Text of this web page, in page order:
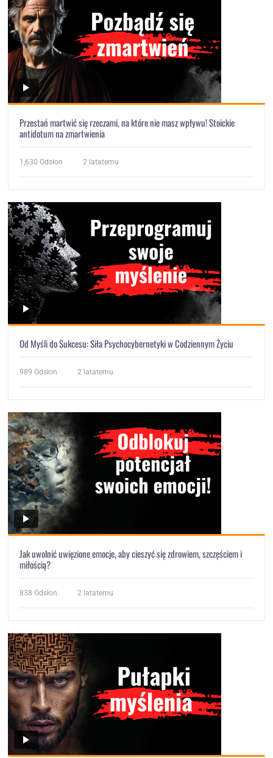
Przestań martwić się rzeczami, na które nie masz wpływu! Stoickie
antidotum na zmartwienia
1,630 Odsłon 2 latatemu
Od Myśli do Sukcesu: Siła Psychocybernetyki w Codziennym Życiu
989 Odsłon 2 latatemu
Jak uwolnić uwięzione emocje, aby cieszyć się zdrowiem, szczęściem i
miłością?
838 Odsłon 2 latatemu